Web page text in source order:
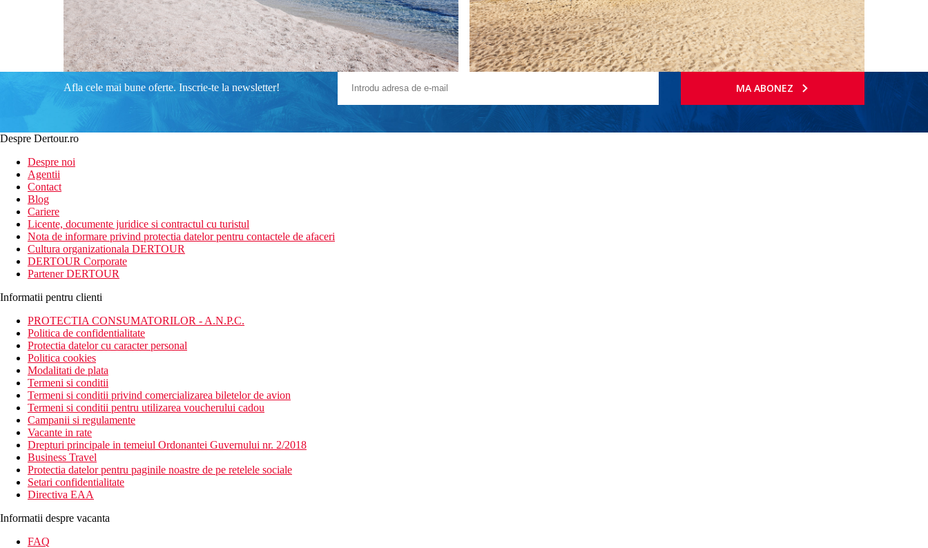
Afla cele mai bune oferte. Inscrie-te la newsletter! MA ABONEZ
Despre Dertour.ro
Despre noi
Agentii
Contact
Blog
Cariere
Licente, documente juridice si contractul cu turistul
Nota de informare privind protectia datelor pentru contactele de afaceri
Cultura organizationala DERTOUR
DERTOUR Corporate
Partener DERTOUR
Informatii pentru clienti
PROTECTIA CONSUMATORILOR - A.N.P.C.
Politica de confidentialitate
Protectia datelor cu caracter personal
Politica cookies
Modalitati de plata
Termeni si conditii
Termeni si conditii privind comercializarea biletelor de avion
Termeni si conditii pentru utilizarea voucherului cadou
Campanii si regulamente
Vacante in rate
Drepturi principale in temeiul Ordonantei Guvernului nr. 2/2018
Business Travel
Protectia datelor pentru paginile noastre de pe retelele sociale
Setari confidentialitate
Directiva EAA
Informatii despre vacanta
FAQ